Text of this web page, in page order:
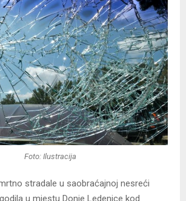
Foto: Ilustracija
stradale u saobraćajnoj nesreći
u mjestu Donje Ledenice kod